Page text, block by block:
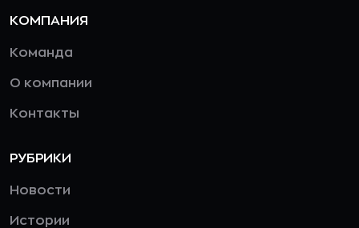
КОМПАНИЯ
Команда
О компании
Контакты
РУБРИКИ
Новости
Истории